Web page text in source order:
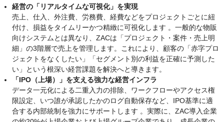
経営の「リアルタイムな可視化」を実現
売上、仕入、外注費、労務費、経費などをプロジェクトごとに紐
付け、損益をタイムリーかつ精緻に可視化します 。一般的な物販
向けシステムとは異なり、ZACは「プロジェクト・案件・売上明
細」の3階層で売上を管理します。これにより、顧客の「赤字プロ
ジェクトをなくしたい」「セグメント別の利益を正確に予測した
い」という根深い経営課題を解決へと導きます。
「IPO（上場）」を支える強力な経営インフラ
データ一元化による二重入力の排除、ワークフローやアクセス権
限設定、いつ誰が承認したかのログ自動保存など、IPO基準に適
合する内部統制を強力にサポートします 。実際に、ZAC導入企業